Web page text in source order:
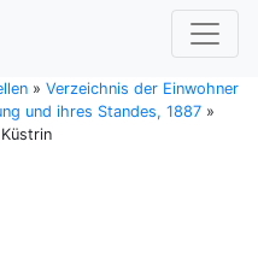
» Verzeichnis der Einwohner
und ihres Standes, 1887 »